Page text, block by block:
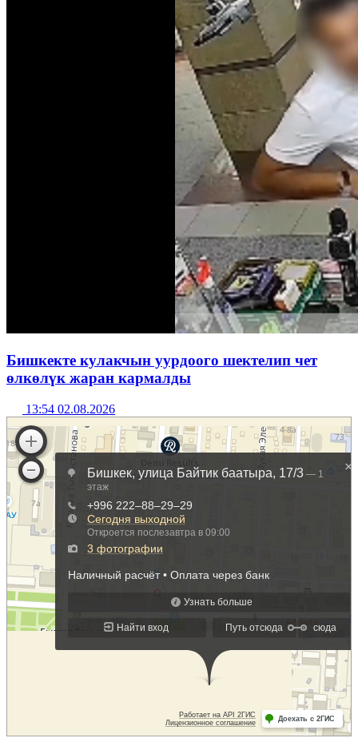
Бишкекте кулакчын уурдоого шектелип чет
өлкөлүк жаран кармалды
13:54 02.08.2026